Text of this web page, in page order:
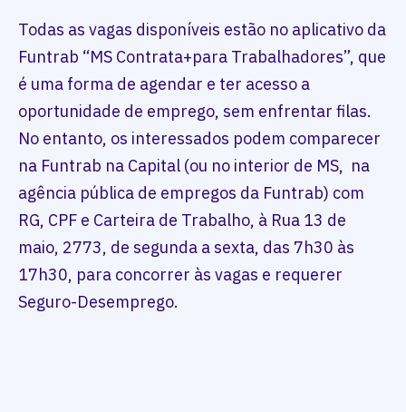
Todas as vagas disponíveis estão no aplicativo da
Funtrab “MS Contrata+para Trabalhadores”, que
é uma forma de agendar e ter acesso a
oportunidade de emprego, sem enfrentar filas.
No entanto, os interessados podem comparecer
na Funtrab na Capital (ou no interior de MS, na
agência pública de empregos da Funtrab) com
RG, CPF e Carteira de Trabalho, à Rua 13 de
maio, 2773, de segunda a sexta, das 7h30 às
17h30, para concorrer às vagas e requerer
Seguro-Desemprego.